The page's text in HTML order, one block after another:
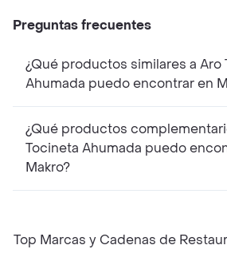
Preguntas frecuentes
¿Qué productos similares a Aro
Ahumada puedo encontrar
¿Qué productos
Tocineta Ahumada puedo encontrar en
Makro?
Top Marcas y Cadenas de